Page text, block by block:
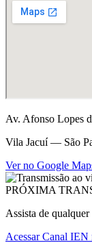
Av. Afonso Lopes
Vila Jacuí — São
Ver no Google
PRÓXIMA
Assista de
Acessar Canal IEN